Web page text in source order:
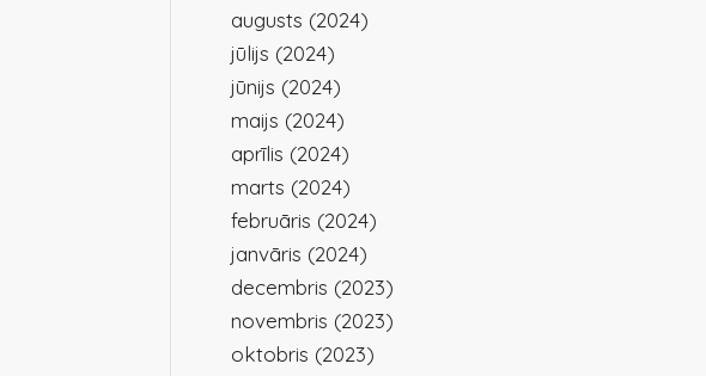
augusts (2024)
jūlijs (2024)
jūnijs (2024)
maijs (2024)
aprīlis (2024)
marts (2024)
februāris (2024)
janvāris (2024)
decembris (2023)
novembris (2023)
oktobris (2023)